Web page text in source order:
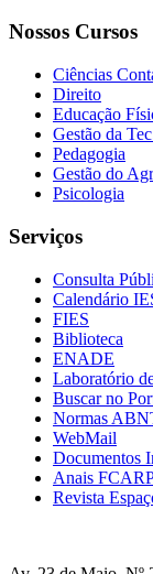
Nossos Cursos
Ciências
Direito
Educação
Gestão da
Pedagogia
Gestão do
Psicologia
Serviços
Consulta
Calendário
FIES
Biblioteca
ENADE
Laboratório
Buscar no
Normas
WebMail
Documentos
Anais
Revista